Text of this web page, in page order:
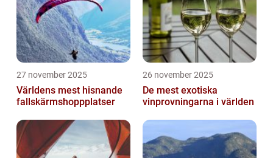
27 november 2025
Världens mest hisnande
fallskärmshoppplatser
26 november 2025
De mest exotiska
vinprovningarna i världen